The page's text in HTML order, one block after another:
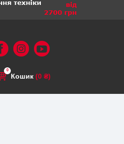
(050) 436-15-16
Кошик
0
(0 ₴)